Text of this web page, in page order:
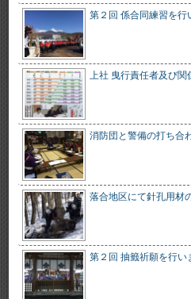
第２回 係合同練習を行
上社 曳行責任者及び関
消防団と警備の打ち合
落合地区にて針孔用材
第２回 抽籤祈願を行い